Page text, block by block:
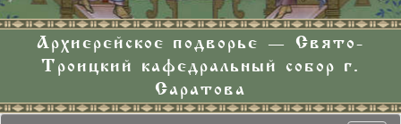
Архиерейское подворье — Свято-
Троицкий кафедральный собор г.
Саратова